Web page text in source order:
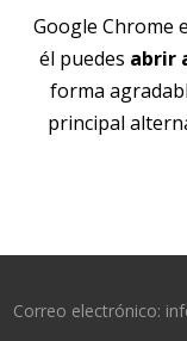
Google Chrome
él puedes abrir
forma
principal
Correo electrónico: